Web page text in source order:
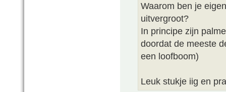
Waarom ben je
uitvergroot?
In principe zijn
doordat de meeste
een loofboom)
Leuk stukje iig en